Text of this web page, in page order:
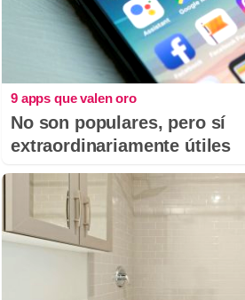
9 apps que valen oro
No son populares, pero sí
extraordinariamente útiles